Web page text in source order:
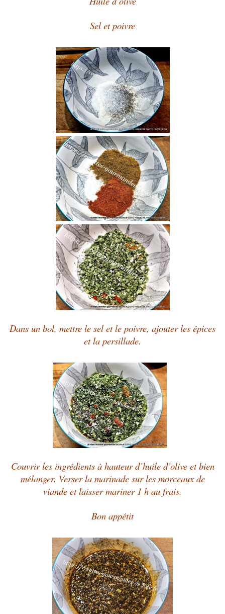
Sel et poivre
Dans un bol, mettre le sel et le poivre, ajouter les épices
et la persillade.
Couvrir les ingrédients à hauteur d’huile d’olive et bien
mélanger. Verser la marinade sur les morceaux de
viande et laisser mariner 1 h au frais.
Bon appétit